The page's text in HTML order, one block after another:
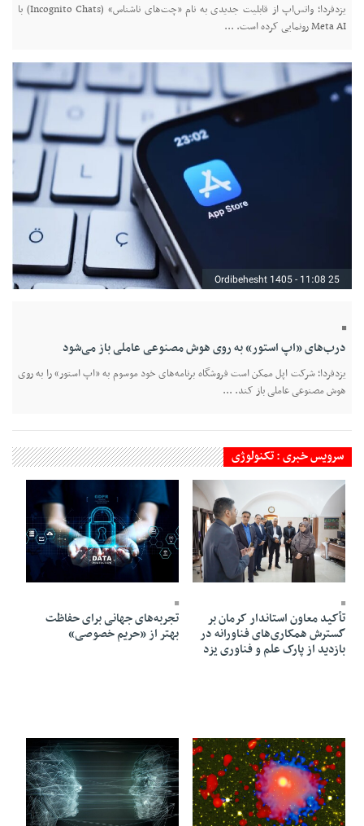
یزدفردا؛ واتس‌اپ از قابلیت جدیدی به نام «چت‌های ناشناس» (Incognito Chats) با
Meta AI رونمایی کرده است. ...
25 Ordibehesht 1405 - 11:08
درب‌های «اپ استور» به روی هوش مصنوعی عاملی باز می‌شود
یزدفردا؛ شرکت اپل ممکن است فروشگاه برنامه‌های خود موسوم به «اپ استور» را به روی
هوش مصنوعی عاملی باز کند. ...
سرویس خبری : تکنولوژی
تأکید معاون استاندار کرمان بر
گسترش همکاری‌های فناورانه در
بازدید از پارک علم و فناوری یزد
تجربه‌های جهانی برای حفاظت
بهتر از «حریم خصوصی»